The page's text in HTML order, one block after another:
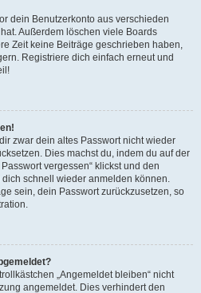
dein Benutzerkonto aus verschieden
Außerdem löschen viele Boards
Zeit keine Beiträge geschrieben haben,
Registriere dich einfach erneut und
zwar dein altes Passwort nicht wieder
Dies machst du, indem du auf der
vergessen“ klickst und den
schnell wieder anmelden können.
sein, dein Passwort zurückzusetzen, so
„Angemeldet bleiben“ nicht
angemeldet. Dies verhindert den